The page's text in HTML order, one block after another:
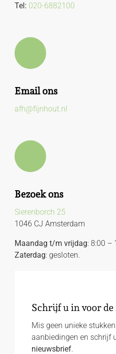
Tel: 020-6882100
Email ons
afh@fijnhout.nl
Bezoek ons
Sierenborch 25
1046 CJ Amsterdam
Maandag t/m vrijdag: 8:00 –
Zaterdag: gesloten.
Schrijf u in voor
Mis geen unieke
aanbiedingen en schrijf
nieuwsbrief.